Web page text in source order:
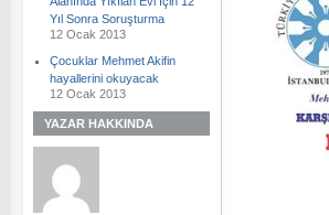
Yıl Sonra Soruşturma
12 Ocak 2013
Çocuklar Mehmet Akifin
hayallerini okuyacak
12 Ocak 2013
YAZAR HAKKINDA